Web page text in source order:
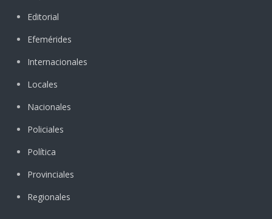
Editorial
Efemérides
Internacionales
Locales
Nacionales
Policiales
Política
Provinciales
Regionales